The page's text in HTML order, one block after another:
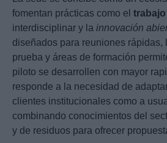
fomentan prácticas como el
interdisciplinar y la innovación
diseñados para reuniones rápidas,
prueba y áreas de formación
piloto se desarrollen con mayor
responde a la necesidad de
clientes institucionales como a
combinando conocimientos del
y de residuos para ofrecer